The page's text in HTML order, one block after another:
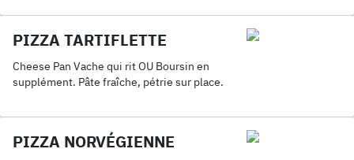
PIZZA TARTIFLETTE
Cheese Pan Vache qui rit OU Boursin en
supplément. Pâte fraîche, pétrie sur place.
PIZZA NORVÉGIENNE